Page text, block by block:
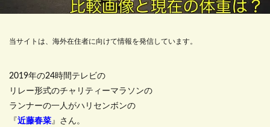
当サイトは、海外在住者に向けて情報を発信しています。
2019年の24時間テレビの
リレー形式のチャリティーマラソンの
ランナーの一人がハリセンボンの
『 近藤春菜』さん。